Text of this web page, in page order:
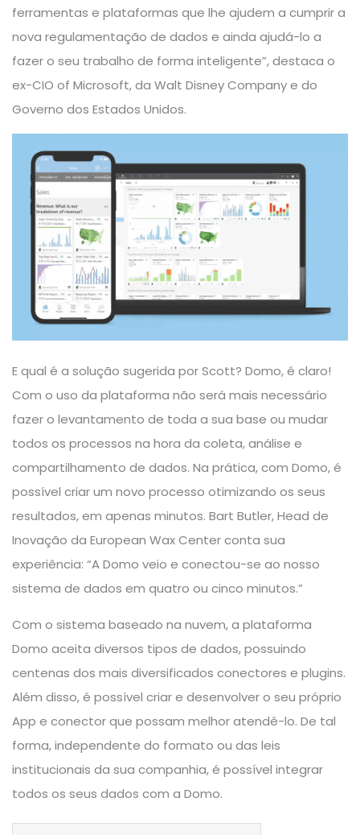
ferramentas e plataformas que lhe ajudem a cumprir a
nova regulamentação de dados e ainda ajudá-lo a
fazer o seu trabalho de forma inteligente”, destaca o
ex-CIO of Microsoft, da Walt Disney Company e do
Governo dos Estados Unidos.
E qual é a solução sugerida por Scott? Domo, é claro!
Com o uso da plataforma não será mais necessário
fazer o levantamento de toda a sua base ou mudar
todos os processos na hora da coleta, análise e
compartilhamento de dados. Na prática, com Domo, é
possível criar um novo processo otimizando os seus
resultados, em apenas minutos. Bart Butler, Head de
Inovação da European Wax Center conta sua
experiência: “A Domo veio e conectou-se ao nosso
sistema de dados em quatro ou cinco minutos.”
Com o sistema baseado na nuvem, a plataforma
Domo aceita diversos tipos de dados, possuindo
centenas dos mais diversificados conectores e plugins.
Além disso, é possível criar e desenvolver o seu próprio
App e conector que possam melhor atendê-lo. De tal
forma, independente do formato ou das leis
institucionais da sua companhia, é possível integrar
todos os seus dados com a Domo.